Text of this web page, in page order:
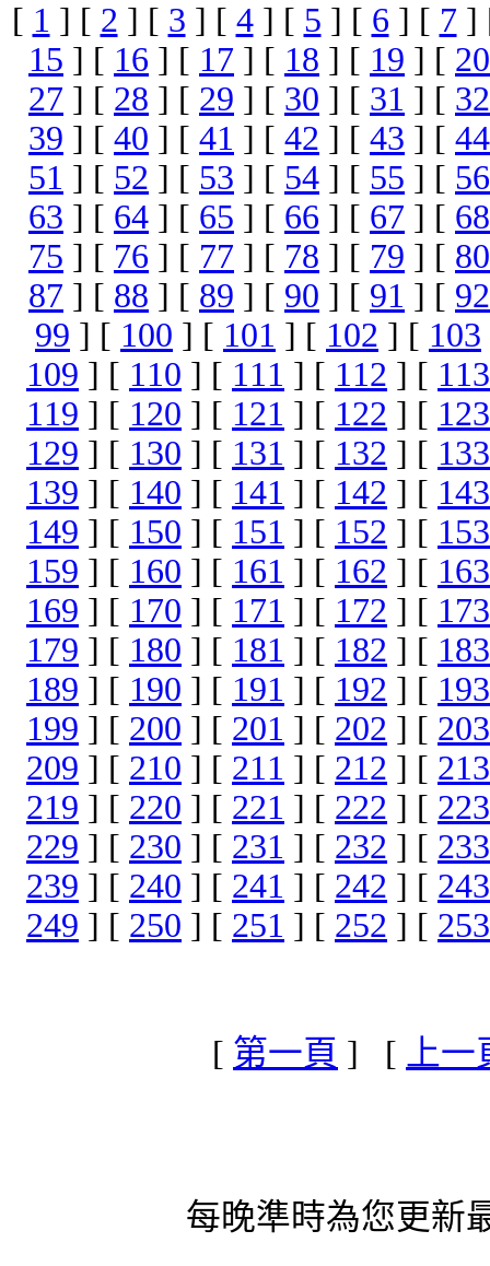
[ 1 ] [ 2 ] [ 3 ] [ 4] [ 5 ] [ 6 ] [ 7 ]
15 ] [ 16 ] [ 17 ] [ 18 ] [ 19 ] [ 20
27 ] [ 28 ] [ 29 ] [ 30 ] [ 31 ] [ 32
39 ] [ 40 ] [ 41 ] [ 42 ] [ 43 ] [ 44
51 ] [ 52 ] [ 53 ] [ 54 ] [ 55 ] [ 56
63 ] [ 64 ] [ 65 ] [ 66 ] [ 67 ] [ 68
75 ] [ 76 ] [ 77 ] [ 78 ] [ 79 ] [ 80
87 ] [ 88 ] [ 89 ] [ 90 ] [ 91 ] [ 92
99 ] [ 100 ] [ 101 ] [ 102 ] [ 103
109 ] [ 110 ] [ 111 ] [ 112 ] [ 113
119 ] [ 120 ] [ 121 ] [ 122 ] [ 123
129 ] [ 130 ] [ 131 ] [ 132 ] [ 133
139 ] [ 140 ] [ 141 ] [ 142 ] [ 143
149 ] [ 150 ] [ 151 ] [ 152 ] [ 153
159 ] [ 160 ] [ 161 ] [ 162 ] [ 163
169 ] [ 170 ] [ 171 ] [ 172 ] [ 173
179 ] [ 180 ] [ 181 ] [ 182 ] [ 183
189 ] [ 190 ] [ 191 ] [ 192 ] [ 193
199 ] [ 200 ] [ 201 ] [ 202 ] [ 203
209 ] [ 210 ] [ 211 ] [ 212 ] [ 213
219 ] [ 220 ] [ 221 ] [ 222 ] [ 223
229 ] [ 230 ] [ 231 ] [ 232 ] [ 233
239 ] [ 240 ] [ 241 ] [ 242 ] [ 243
249 ] [ 250 ] [ 251 ] [ 252 ] [ 253
[ 第一頁 ] [ 上一
每晚準時為您更新